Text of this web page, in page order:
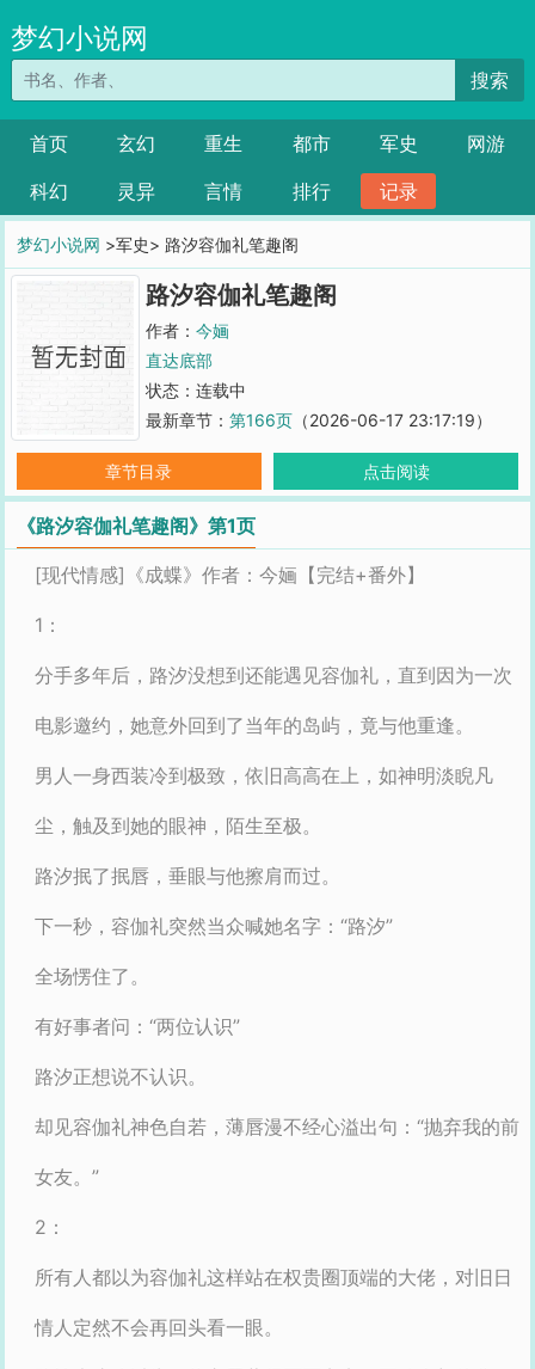
梦幻小说网
搜索
首页 玄幻 重生 都市 军史
网游
科幻
灵异 言情 排行 记录
梦幻小说网 >军史> 路汐容伽礼笔趣阁
路汐容伽礼笔趣阁
作者： 今婳
直达底部
状态：连载中
最新章节： 第166页（2026-06-17 23:17:19）
章节目录 点击阅读
《路汐容伽礼笔趣阁》第1页
[现代情感]《成蝶》作者：今婳【完结+番外】
1：
分手多年后，路汐没想到还能遇见容伽礼，直到因为一次
电影邀约，她意外回到了当年的岛屿，竟与他重逢。
男人一身西装冷到极致，依旧高高在上，如神明淡睨凡
尘，触及到她的眼神，陌生至极。
路汐抿了抿唇，垂眼与他擦肩而过。
下一秒，容伽礼突然当众喊她名字：“路汐”
全场愣住了。
有好事者问：“两位认识”
路汐正想说不认识。
却见容伽礼神色自若，薄唇漫不经心溢出句：“抛弃我的前
女友。”
2：
所有人都以为容伽礼这样站在权贵圈顶端的大佬，对旧日
情人定然不会再回头看一眼。